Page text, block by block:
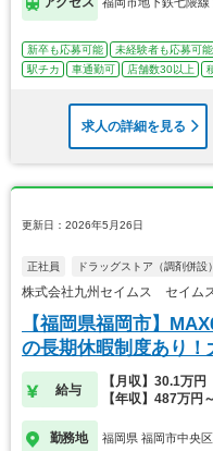
新卒も応募可能 未経験者も応募可能
駅チカ
車通勤可 店舗数30以上
求人の詳細を見る
更新日：2026年5月26日
正社員 ドラッグストア（調剤併設）
株式会社九州セイムス セイム
【福岡県福岡市】
の長期休暇制度あり
給与
【月収】30.1万円
【年収】487万円
勤務地 福岡県 福岡市中央区